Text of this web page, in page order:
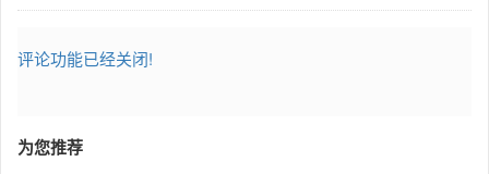
评论功能已经关闭!
为您推荐